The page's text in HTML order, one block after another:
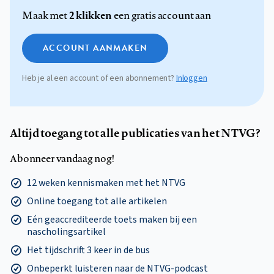
Maak met2 klikkeneen gratis account aan
ACCOUNT AANMAKEN
Heb je al een account of een abonnement? Inloggen
Altijd toegang tot alle publicaties van het NTVG?
Abonneer vandaag nog!
12 weken kennismaken met het NTVG
Online toegang tot alle artikelen
Eén geaccrediteerde toets maken bij een
nascholingsartikel
Het tijdschrift 3 keer in de bus
Onbeperkt luisteren naar de NTVG-podcast